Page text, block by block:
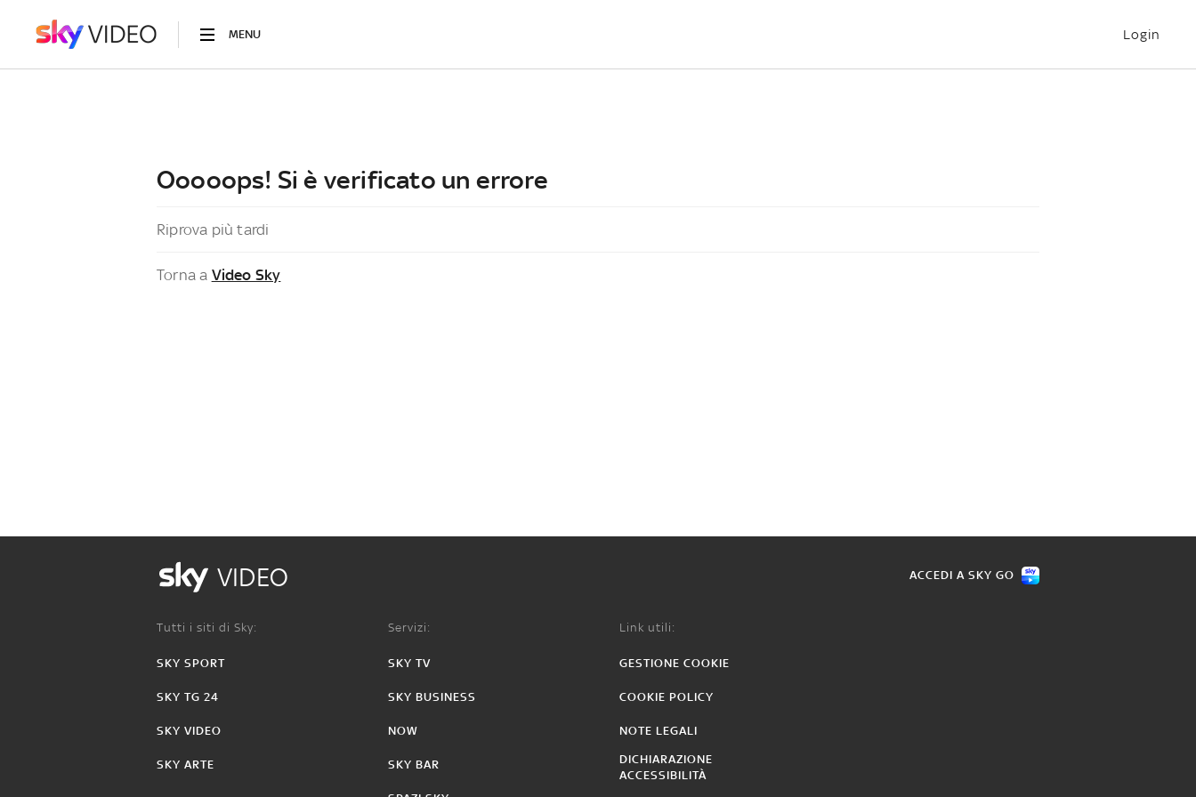
MENU Login
Ooooops! Si è verificato un errore
Riprova più tardi
Torna a Video Sky
VIDEO ACCEDI A SKY GO
Tutti i siti di Sky:
SKY SPORT
SKY TG 24
SKY VIDEO
SKY ARTE
Servizi:
SKY TV
SKY BUSINESS
NOW
SKY BAR
Link utili:
GESTIONE COOKIE
COOKIE POLICY
NOTE LEGALI
DICHIARAZIONE
ACCESSIBILITÀ